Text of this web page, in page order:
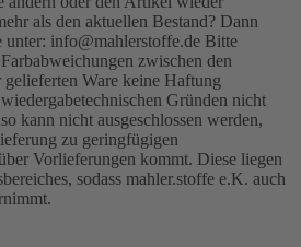
als den aktuellen Bestand? Dann
unter: info@mahlerstoffe.de Bitte
zwischen den
Ware keine Haftung
Gründen nicht
kann nicht ausgeschlossen werden,
zu geringfügigen
Vorlieferungen kommt. Diese liegen
sodass mahler.stoffe e.K. auch